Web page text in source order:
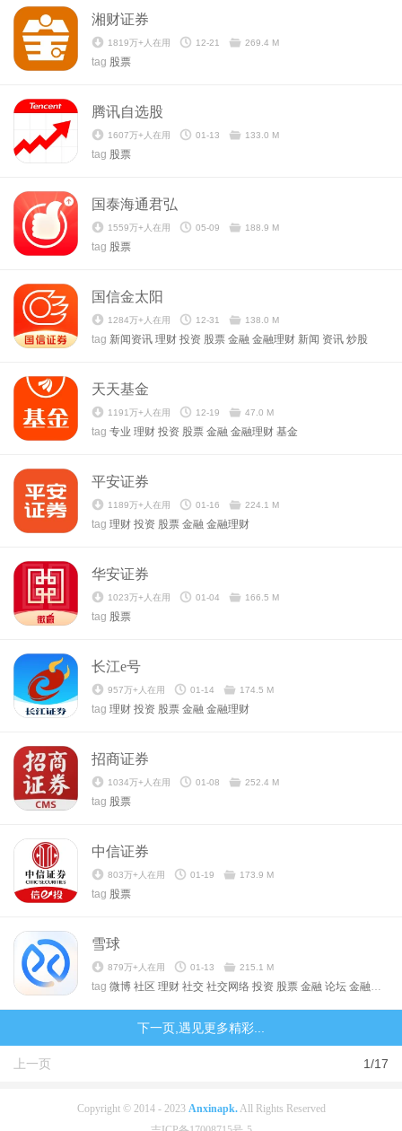
湘财证券
1819万+人在用 12-21 269.4 M
tag 股票
腾讯自选股
1607万+人在用 01-13 133.0 M
tag 股票
国泰海通君弘
1559万+人在用 05-09 188.9 M
tag 股票
国信金太阳
1284万+人在用 12-31 138.0 M
tag 新闻资讯 理财 投资 股票 金融 金融理财 新闻 资讯 炒股
天天基金
1191万+人在用 12-19 47.0 M
tag 专业 理财 投资 股票 金融 金融理财 基金
平安证券
1189万+人在用 01-16 224.1 M
tag 理财 投资 股票 金融 金融理财
华安证券
1023万+人在用 01-04 166.5 M
tag 股票
长江e号
957万+人在用 01-14 174.5 M
tag 理财 投资 股票 金融 金融理财
招商证券
1034万+人在用 01-08 252.4 M
tag 股票
中信证券
803万+人在用 01-19 173.9 M
tag 股票
雪球
879万+人在用 01-13 215.1 M
tag 微博 社区 理财 社交 社交网络 投资 股票 金融 论坛 金融理财
下一页,遇见更多精彩...
1/17
上一页
Copyright © 2014 - 2023 Anxinapk.All Rights Reserved